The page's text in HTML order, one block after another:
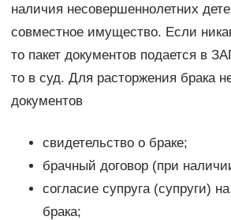
наличия несовершеннолетних
совместное имущество. Если
то пакет документов подается в
то в суд. Для расторжения брака
документов
свидетельство о браке;
брачный договор (при
согласие супруга (супруги)
брака;